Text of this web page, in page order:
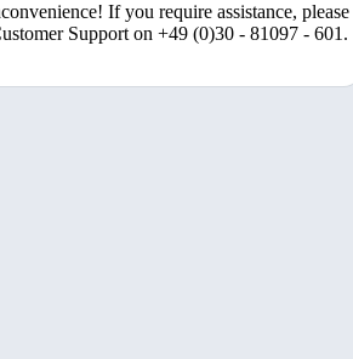
If you require assistance, please
Support on +49 (0)30 - 81097 - 601.